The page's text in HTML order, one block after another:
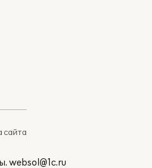
сайта
websol@1c.ru